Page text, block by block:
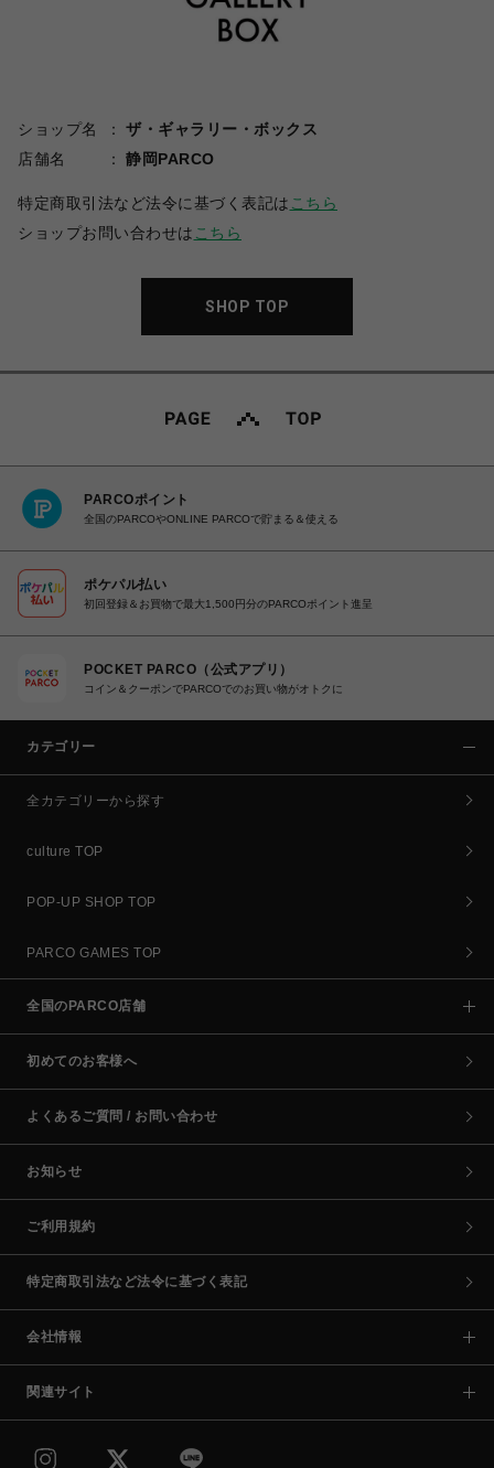
ショップ名
ザ・ギャラリー・ボックス
店舗名
静岡PARCO
特定商取引法など法令に基づく表記は こちら
ショップお問い合わせは こちら
SHOP TOP
PARCOポイント
全国のPARCOやONLINE PARCOで貯まる＆使える
ポケパル払い
初回登録＆お買物で最大1,500円分のPARCOポイント進呈
POCKET PARCO（公式アプリ）
コイン＆クーポンでPARCOでのお買い物がオトクに
カテゴリー
全カテゴリーから探す
culture TOP
POP-UP SHOP TOP
PARCO GAMES TOP
全国のPARCO店舗
初めてのお客様へ
よくあるご質問 / お問い合わせ
お知らせ
ご利用規約
特定商取引法など法令に基づく表記
会社情報
関連サイト